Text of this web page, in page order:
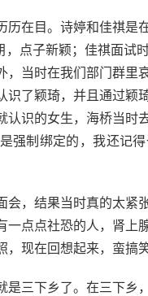
在目。诗婷和佳祺是
，点子新颖；佳祺面试
当时在我们部门群里
识了颖琦，并且通过颖
认识的女生，海桥当时
强制绑定的，我还记
结果当时真的太紧张
一点点社恐的人，肾上
现在回想起来，蛮搞笑
三下乡了。在三下乡